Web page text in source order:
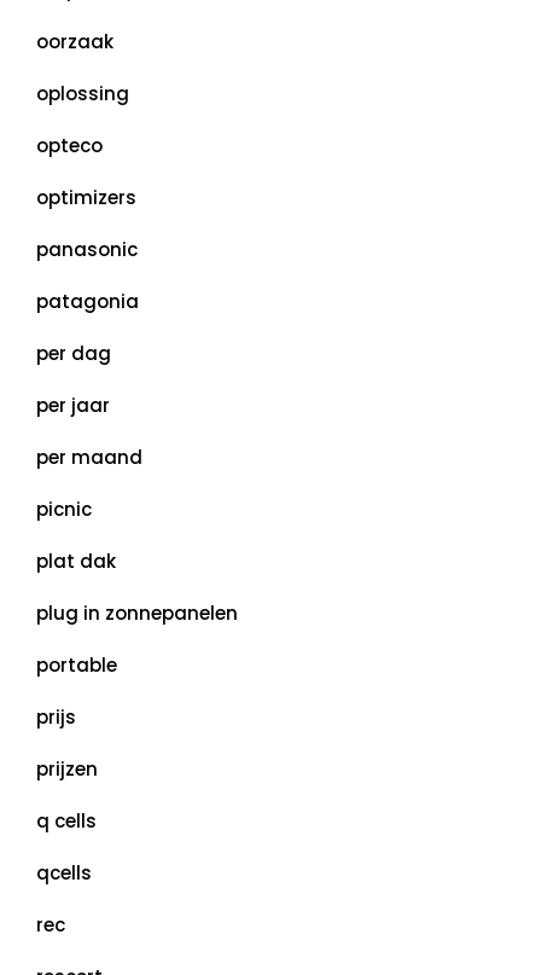
oorzaak
oplossing
opteco
optimizers
panasonic
patagonia
per dag
per jaar
per maand
picnic
plat dak
plug in zonnepanelen
portable
prijs
prijzen
q cells
qcells
rec